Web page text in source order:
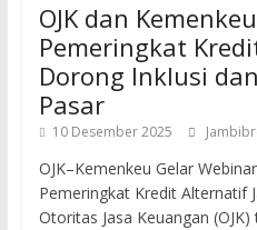
OJK dan
Pemeringkat
Dorong Inklusi
Pasar
10 Desember 2025
OJK–Kemenkeu Gelar
Pemeringkat Kredit Alternatif
Otoritas Jasa Keuangan